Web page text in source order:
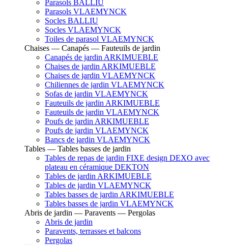
Parasols BALLIU
Parasols VLAEMYNCK
Socles BALLIU
Socles VLAEMYNCK
Toiles de parasol VLAEMYNCK
Chaises — Canapés — Fauteuils de jardin
Canapés de jardin ARKIMUEBLE
Chaises de jardin ARKIMUEBLE
Chaises de jardin VLAEMYNCK
Chiliennes de jardin VLAEMYNCK
Sofas de jardin VLAEMYNCK
Fauteuils de jardin ARKIMUEBLE
Fauteuils de jardin VLAEMYNCK
Poufs de jardin ARKIMUEBLE
Poufs de jardin VLAEMYNCK
Bancs de jardin VLAEMYNCK
Tables — Tables basses de jardin
Tables de repas de jardin FIXE design DEXO avec
plateau en céramique DEKTON
Tables de jardin ARKIMUEBLE
Tables de jardin VLAEMYNCK
Tables basses de jardin ARKIMUEBLE
Tables basses de jardin VLAEMYNCK
Abris de jardin — Paravents — Pergolas
Abris de jardin
Paravents, terrasses et balcons
Pergolas